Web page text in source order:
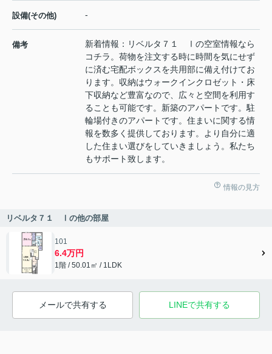
設備(その他) -
備考
新着情報：リベルタ７１ Ⅰの空室情報なら
コチラ。荷物を注文する時に時間を気にせず
に済む宅配ボックスを共用部に備え付けてお
ります。収納はウォークインクロゼット・床
下収納など豊富なので、広々と空間を利用す
ることも可能です。新築のアパートです。駐
輪場付きのアパートです。住まいに関する情
報を数多く提供しております。より自分に適
した住まい選びをしていきましょう。私たち
もサポート致します。
情報の見方
リベルタ７１ Ⅰの他の部屋
101
6.4万円
1階 / 50.01㎡ / 1LDK
メールで共有する LINEで共有する